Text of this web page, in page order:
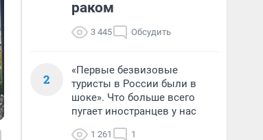
раком
3 445 Обсудить
2
«Первые безвизовые
туристы в России были в
шоке». Что больше всего
пугает иностранцев у нас
1 261 1